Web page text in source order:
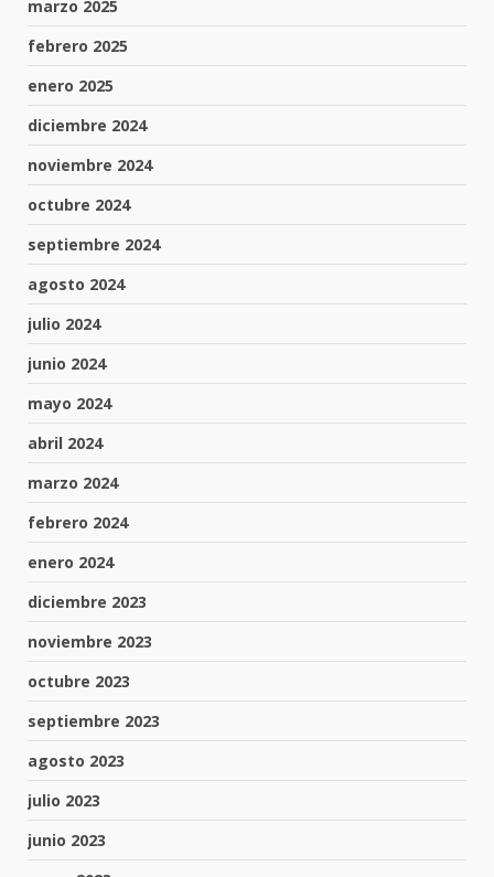
marzo 2025
febrero 2025
enero 2025
diciembre 2024
noviembre 2024
octubre 2024
septiembre 2024
agosto 2024
julio 2024
junio 2024
mayo 2024
abril 2024
marzo 2024
febrero 2024
enero 2024
diciembre 2023
noviembre 2023
octubre 2023
septiembre 2023
agosto 2023
julio 2023
junio 2023